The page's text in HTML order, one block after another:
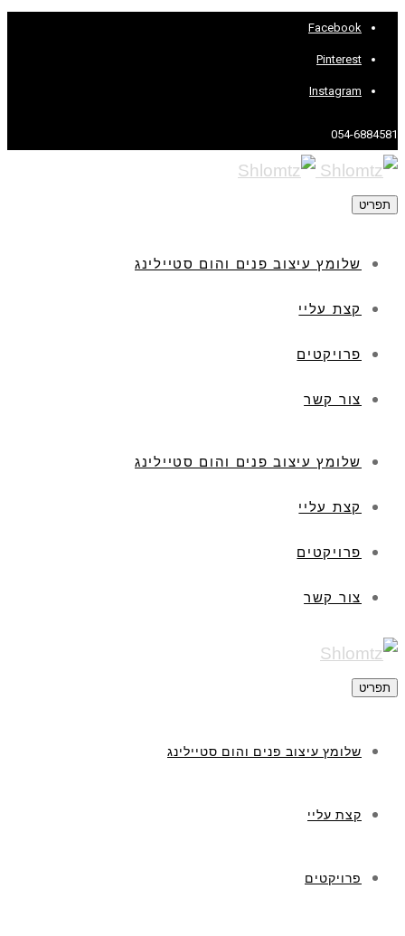
Facebook
Pinterest
Instagram
054-6884581
תפריט
שלומץ עיצוב פנים והום סטיילינג
קצת עליי
פרויקטים
צור קשר
שלומץ עיצוב פנים והום סטיילינג
קצת עליי
פרויקטים
צור קשר
תפריט
שלומץ עיצוב פנים והום סטיילינג
קצת עליי
פרויקטים